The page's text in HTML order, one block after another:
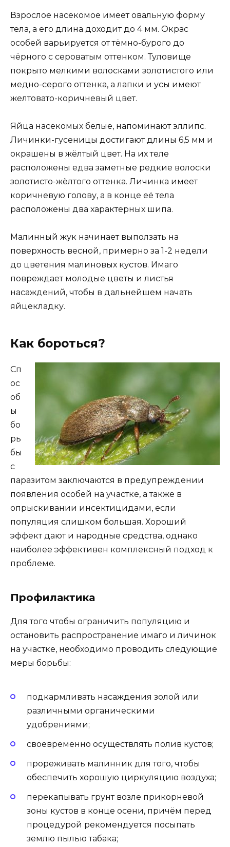
Взрослое насекомое имеет овальную форму
тела, а его длина доходит до 4 мм. Окрас
особей варьируется от тёмно-бурого до
чёрного с сероватым оттенком. Туловище
покрыто мелкими волосками золотистого или
медно-серого оттенка, а лапки и усы имеют
желтовато-коричневый цвет.
Яйца насекомых белые, напоминают эллипс.
Личинки-гусеницы достигают длины 6,5 мм и
окрашены в жёлтый цвет. На их теле
расположены едва заметные редкие волоски
золотисто-жёлтого оттенка. Личинка имеет
коричневую голову, а в конце её тела
расположены два характерных шипа.
Малинный жук начинает выползать на
поверхность весной, примерно за 1-2 недели
до цветения малиновых кустов. Имаго
повреждает молодые цветы и листья
насаждений, чтобы в дальнейшем начать
яйцекладку.
Как бороться?
Сп
ос
об
ы
бо
рь
бы
с
паразитом заключаются в предупреждении
появления особей на участке, а также в
опрыскивании инсектицидами, если
популяция слишком большая. Хороший
эффект дают и народные средства, однако
наиболее эффективен комплексный подход к
проблеме.
Профилактика
Для того чтобы ограничить популяцию и
остановить распространение имаго и личинок
на участке, необходимо проводить следующие
меры борьбы:
подкармливать насаждения золой или
различными органическими
удобрениями;
своевременно осуществлять полив кустов;
прореживать малинник для того, чтобы
обеспечить хорошую циркуляцию воздуха;
перекапывать грунт возле прикорневой
зоны кустов в конце осени, причём перед
процедурой рекомендуется посыпать
землю пылью табака;